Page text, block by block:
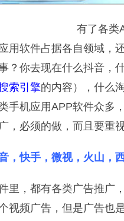
有了各类
用软件占据各自领域，
？你去现在什么抖音，
索引擎的内容），什么
手机应用APP软件众多
，必须的做，而且要重视
，快手，微视，火山，
里，都有各类广告推广
视频广告，但是广告也